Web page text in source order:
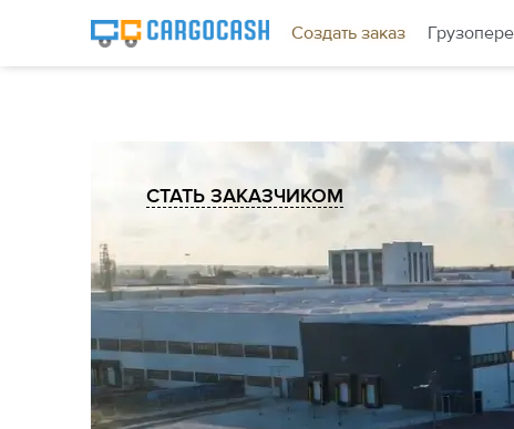
Создать заказ
СТАТЬ ЗАКАЗЧИКОМ